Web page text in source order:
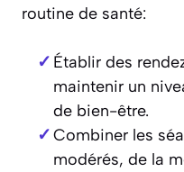
routine de santé:
Établir des
maintenir un
de bien-être.
Combiner les
modérés, de la